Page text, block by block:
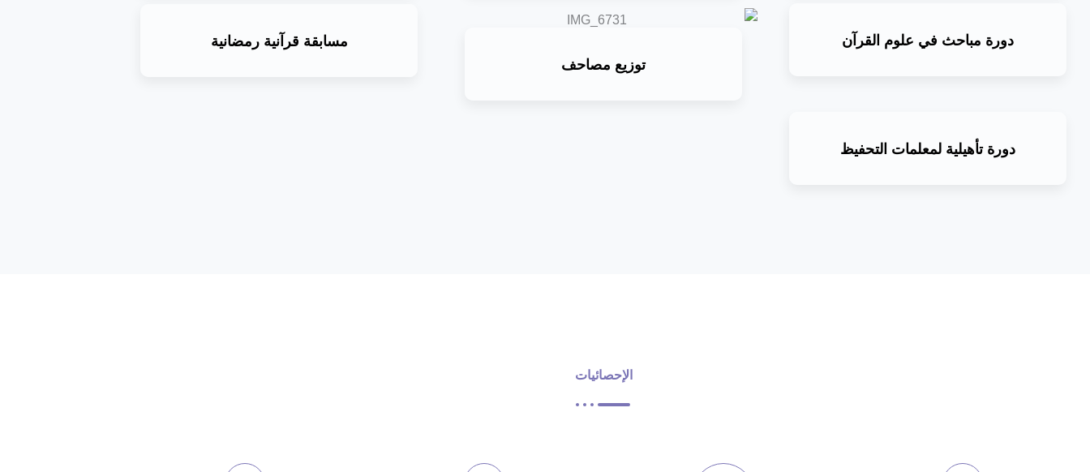
دورة مباحث في علوم القرآن
توزيع مصاحف
مسابقة قرآنية رمضانية
دورة تأهيلية لمعلمات التحفيظ
الإحصائيات